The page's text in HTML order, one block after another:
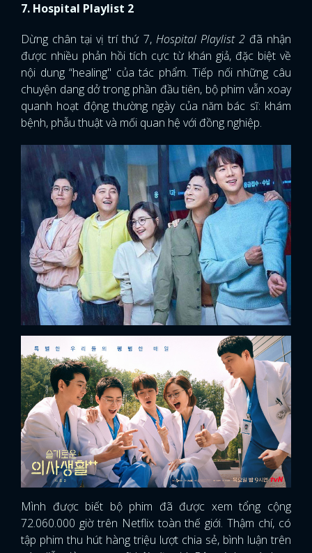
x
ĐĂNG NHẬP
7. Hospital Playlist 2
Dừng chân tại vị trí thứ 7, Hospital Playlist 2đã nhận
được nhiều phản hồi tích cực từ khán giả, đặc biệt về
nội dung “healing" của tác phẩm. Tiếp nối những câu
chuyện dang dở trong phần đầu tiên, bộ phim vẫn xoay
quanh hoạt động thường ngày của năm bác sĩ: khám
bệnh, phẫu thuật và mối quan hệ với đồng nghiệp.
Mình được biết bộ phim đã được xem tổng cộng
72.060.000 giờ trên Netflix toàn thế giới. Thậm chí, có
tập phim thu hút hàng triệu lượt chia sẻ, bình luận trên